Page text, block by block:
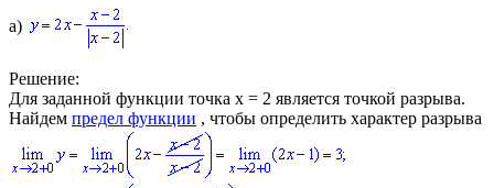
а)
Решение:
Для заданной функции точка x = 2 является точкой разрыва.
Найдем предел функции , чтобы определить характер разрыва